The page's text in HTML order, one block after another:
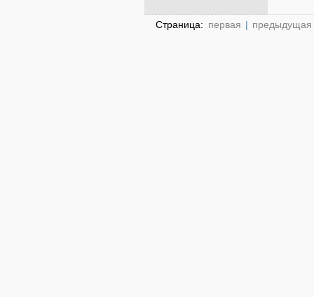
Страница: первая | предыдущая